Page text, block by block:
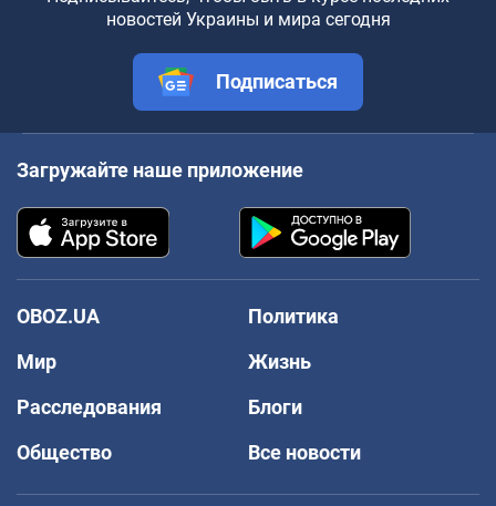
новостей Украины и мира сегодня
Подписаться
Загружайте наше приложение
OBOZ.UA
Политика
Мир
Жизнь
Расследования
Блоги
Общество
Все новости